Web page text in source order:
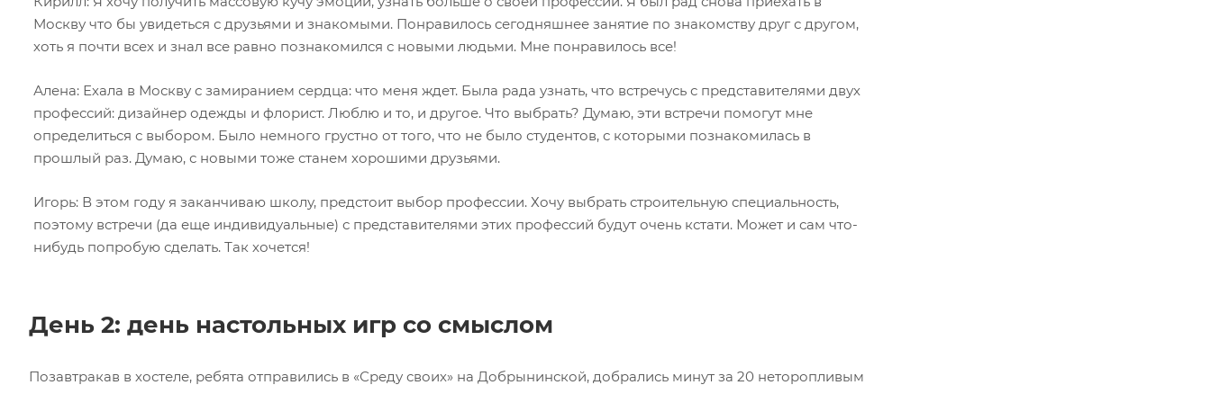
Москву что бы увидеться с друзьями и знакомыми. Понравилось сегодняшнее занятие по знакомству друг с другом,
хоть я почти всех и знал все равно познакомился с новыми людьми. Мне понравилось все!
Алена: Ехала в Москву с замиранием сердца: что меня ждет. Была рада узнать, что встречусь с представителями двух
профессий: дизайнер одежды и флорист. Люблю и то, и другое. Что выбрать? Думаю, эти встречи помогут мне
определиться с выбором. Было немного грустно от того, что не было студентов, с которыми познакомилась в
прошлый раз. Думаю, с новыми тоже станем хорошими друзьями.
Игорь: В этом году я заканчиваю школу, предстоит выбор профессии. Хочу выбрать строительную специальность,
поэтому встречи (да еще индивидуальные) с представителями этих профессий будут очень кстати. Может и сам что-
нибудь попробую сделать. Так хочется!
День 2: день настольных игр со смыслом
Позавтракав в хостеле, ребята отправились в «Среду своих» на Добрынинской, добрались минут за 20 неторопливым